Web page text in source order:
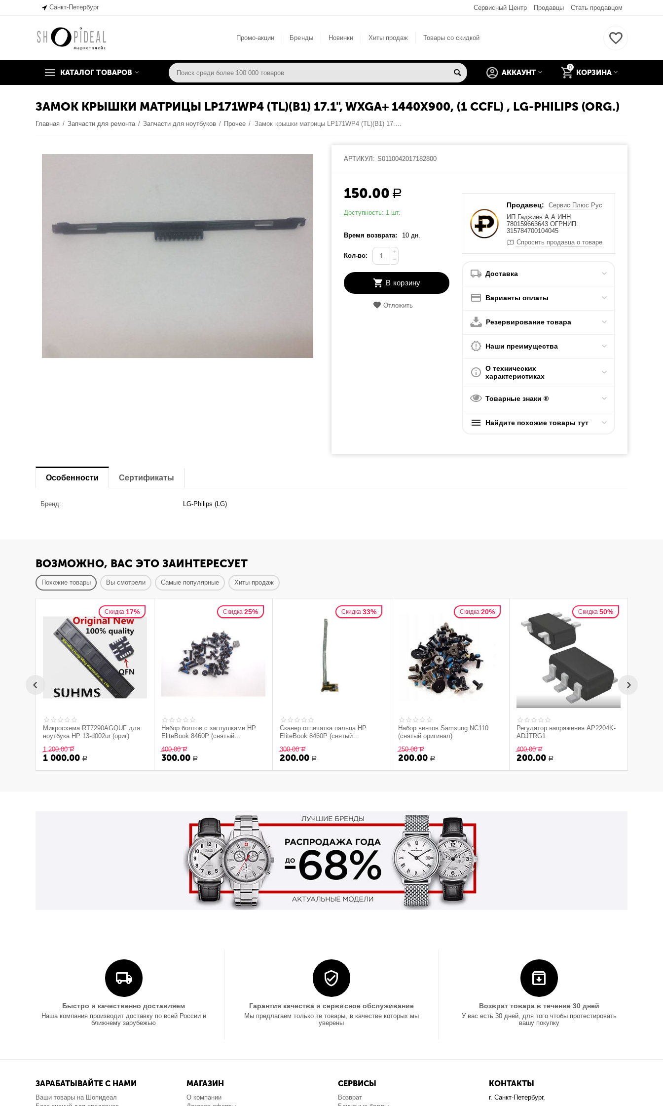
Санкт-Петербург Сервисный Центр Продавцы Стать продавцом
Промо-акции Бренды Новинки Хиты продаж Товары со скидкой
КАТАЛОГ ТОВАРОВ
0
КОРЗИНА
АККАУНТ
ЗАМОК КРЫШКИ МАТРИЦЫ LP171WP4 (TL)(B1) 17.1", WXGA+ 1440X900, (1 CCFL) , LG-PHILIPS (ORG.)
Главная / Запчасти для ремонта / Запчасти для ноутбуков / Прочее / Замок крышки матрицы LP171WP4 (TL)(B1) 17.1", WXGA+ 1440x900, (1 CCFL) , LG-Philips (org.)
АРТИКУЛ: S0110042017182800
150.00 Р
Доступность: 1 шт.
Время возврата: 10 дн.
Кол-во:
+
−
В корзину
Отложить
Продавец:
Сервис Плюс Рус
ИП Гаджиев А.А ИНН:
780159663643 ОГРНИП:
315784700104045
Спросить продавца о товаре
Доставка
Варианты оплаты
Резервирование товара
Наши преимущества
О технических
характеристиках
Товарные знаки ®
Найдите похожие товары тут
Особенности Сертификаты
Бренд: LG-Philips (LG)
ВОЗМОЖНО, ВАС ЭТО ЗАИНТЕРЕСУЕТ
Похожие товары Вы смотрели Самые популярные Хиты продаж
Скидка 17%
Микросхема RT7290AGQUF для
ноутбука HP 13-d002ur (ориг)
1 200.00 Р
1 000.00 Р
Скидка 25%
Набор болтов с заглушками HP
EliteBook 8460P (снятый
400.00 Р
300.00 Р
Скидка 33%
Сканер отпечатка пальца HP
EliteBook 8460P (снятый
300.00 Р
200.00 Р
Скидка 20%
Набор винтов Samsung NC110
(снятый оригинал)
250.00 Р
200.00 Р
Скидка 50%
Регулятор напряжения AP2204K-
ADJTRG1
400.00 Р
200.00 Р
Быстро и качественно доставляем
Наша компания производит доставку по всей России и
ближнему зарубежью
Гарантия качества и сервисное обслуживание
Мы предлагаем только те товары, в качестве которых мы
уверены
Возврат товара в течение 30 дней
У вас есть 30 дней, для того чтобы протестировать
вашу покупку
ЗАРАБАТЫВАЙТЕ С НАМИ
Ваши товары на Шопидеал
МАГАЗИН
О компании
СЕРВИСЫ
Возврат
КОНТАКТЫ
г. Санкт-Петербург,